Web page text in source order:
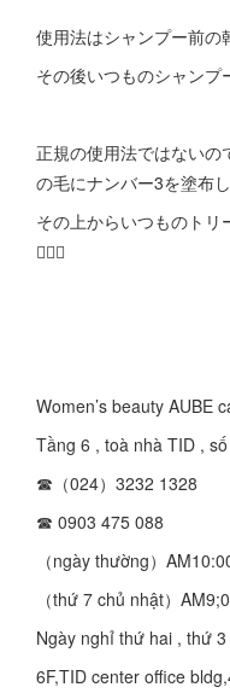
使用法はシャンプー前の
その後いつものシャンプ
正規の使用法ではないの
の毛にナンバー3を塗布し
その上からいつものト
💇‍♀️✨
Women’s beauty AUBE
Tầng 6 , toà nhà TID ,
☎︎（024）3232 1328
☎︎ 0903 475 088
（ngày thường）
（thứ 7 chủ nhật）
Ngày nghỉ thứ hai , thứ
6F,TID center office